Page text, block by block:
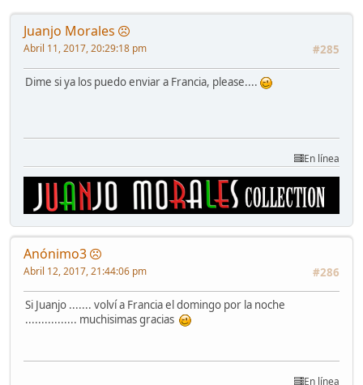
Juanjo Morales
#285
Abril 11, 2017, 20:29:18 pm
Dime si ya los puedo enviar a Francia, please....
En línea
Anónimo3
#286
Abril 12, 2017, 21:44:06 pm
Si Juanjo ....... volví a Francia el domingo por la noche
................ muchisimas gracias
En línea